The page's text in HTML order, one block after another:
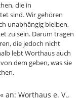
die in
sind. Wir gehören
unabhängig bleiben,
zu sein. Darum tragen
die jedoch nicht
lebt Worthaus auch
dem geben, was sie
an: Worthaus e. V.,